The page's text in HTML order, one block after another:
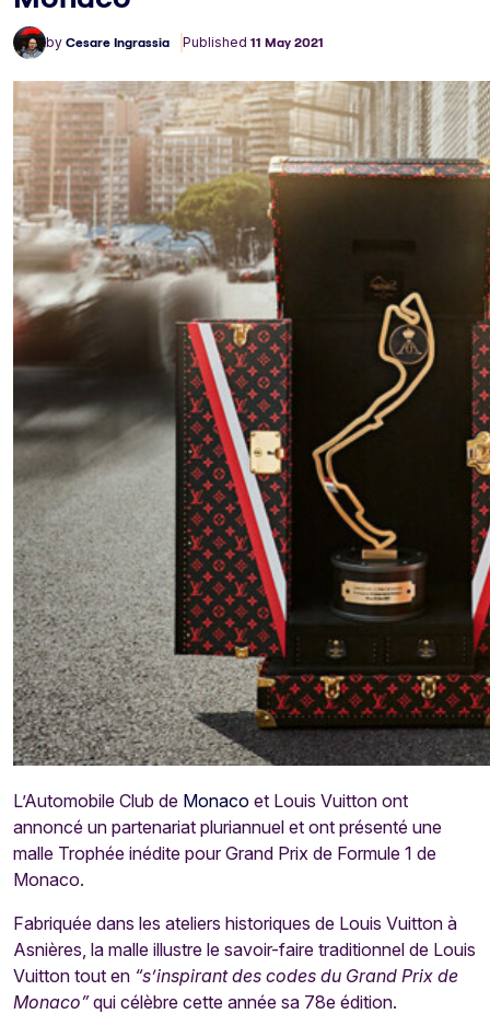
by Cesare Ingrassia Published 11 May 2021
L’Automobile Club de Monaco et Louis Vuitton ont
annoncé un partenariat pluriannuel et ont présenté une
malle Trophée inédite pour Grand Prix de Formule 1 de
Monaco.
Fabriquée dans les ateliers historiques de Louis Vuitton à
Asnières, la malle illustre le savoir-faire traditionnel de Louis
Vuitton tout en “s’inspirant des codes du Grand Prix de
Monaco”qui célèbre cette année sa 78e édition.